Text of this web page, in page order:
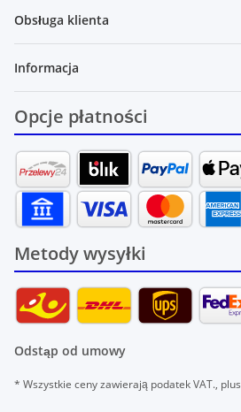
Obsługa klienta
Informacja
Opcje płatności
Metody wysyłki
Odstąp od umowy
* Wszystkie ceny zawierają podatek VAT., plus